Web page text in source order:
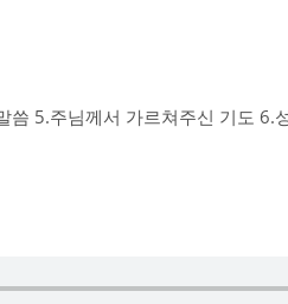
5.주님께서 가르쳐주신 기도 6.